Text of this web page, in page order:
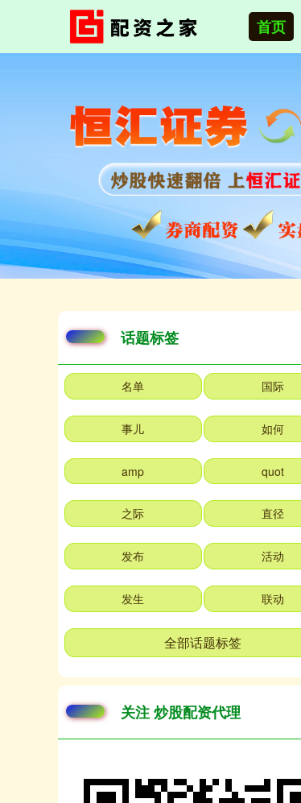
首页
话题标签
名单 国际
事儿 如何
amp quot
之际 直径
发布 活动
发生 联动
全部话题标签
关注 炒股配资代理